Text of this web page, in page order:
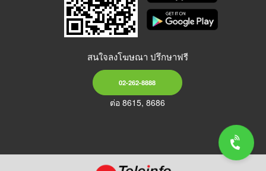
สนใจลงโฆษณา ปรึกษาฟรี
02-262-8888
ต่อ 8615, 8686